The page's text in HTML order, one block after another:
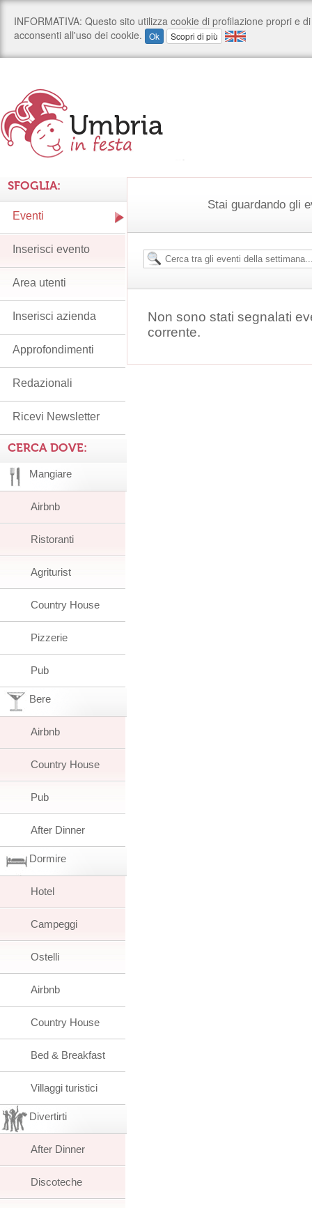
Stai guardando gli
Non sono stati segnalati
corrente.
SFOGLIA:
Eventi
Inserisci evento
Area utenti
Inserisci azienda
Approfondimenti
Redazionali
Ricevi Newsletter
CERCA DOVE:
Mangiare
Airbnb
Ristoranti
Agriturist
Country House
Pizzerie
Pub
Bere
Airbnb
Country House
Pub
After Dinner
Dormire
Hotel
Campeggi
Ostelli
Airbnb
Country House
Bed & Breakfast
Villaggi turistici
Divertirti
After Dinner
Discoteche